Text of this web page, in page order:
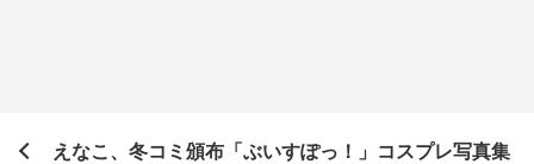
えなこ、冬コミ頒布「ぶいすぽっ！」コスプレ写真集